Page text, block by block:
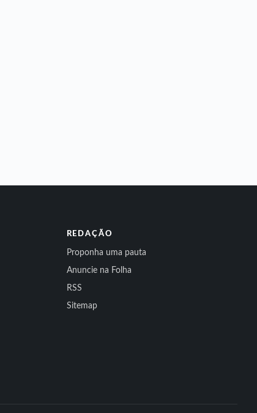
REDAÇÃO
Proponha uma pauta
Anuncie na Folha
RSS
Sitemap